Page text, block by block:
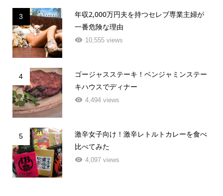
3
年収2,000万円夫を持つセレブ専業主婦が
一番危険な理由
10,555 views
4
ゴージャスステーキ！ベンジャミンステー
キハウスでディナー
4,494 views
5
激辛女子向け！激辛レトルトカレーを食べ
比べてみた
4,097 views